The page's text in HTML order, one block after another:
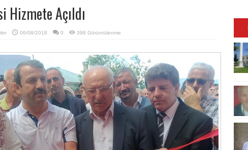
Hizmete Açıldı
06/08/2018 0 398 Görüntülenme